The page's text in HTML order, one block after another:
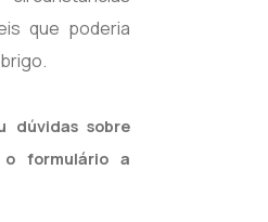
que poderia
dúvidas sobre
o formulário a